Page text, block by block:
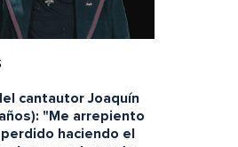
cantautor Joaquín
"Me arrepiento
haciendo el